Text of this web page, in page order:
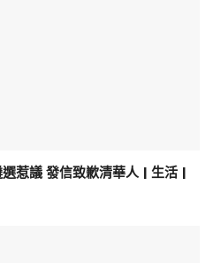
惹議 發信致歉清華人 | 生活 |